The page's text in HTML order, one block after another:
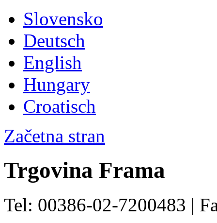
Slovensko
Deutsch
English
Hungary
Croatisch
Začetna stran
Trgovina Frama
Tel: 00386-02-7200483 |